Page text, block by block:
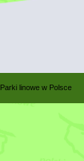
Parki linowe w Polsce